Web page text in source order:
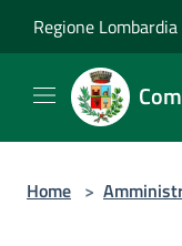
Regione Lombardia
Home >